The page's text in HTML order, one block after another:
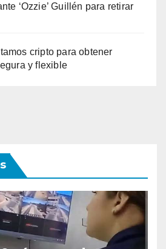
‘Ozzie’ Guillén para retirar
cripto para obtener
y flexible